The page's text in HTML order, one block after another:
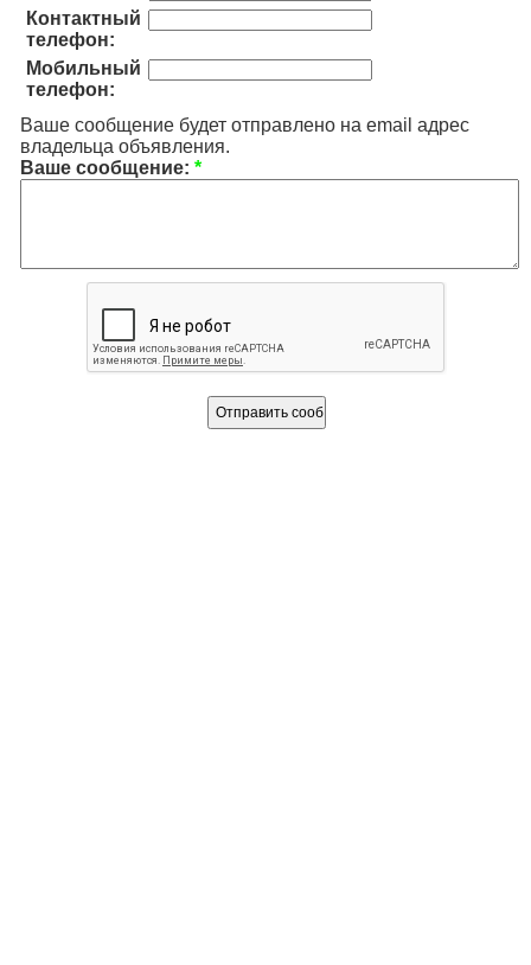
Контактный
телефон:
Мобильный
телефон:
Ваше сообщение будет отправлено на email адрес
владельца объявления.
Ваше сообщение: *